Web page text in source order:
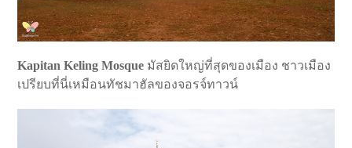
Kapitan Keling Mosque มัสยิดใหญ่ที่สุดของเมือง ชาวเมือง
เปรียบที่นี่เหมือนทัชมาฮัลของจอรจ์ทาวน์